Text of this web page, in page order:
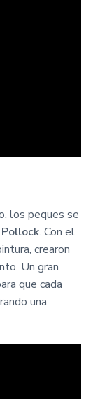
los peques se
. Con el
crearon
Un gran
que cada
una